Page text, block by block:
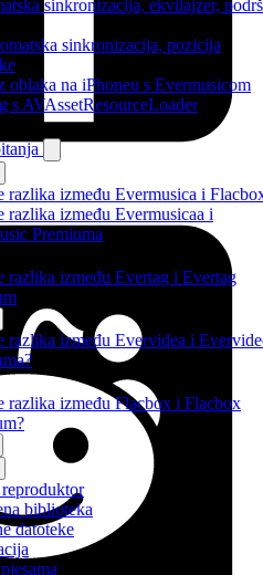
sinkronizacija, ekvilajzer,
sinkronizacija, pozicija
oblaka na iPhoneu s Evermusicom
s AVAssetResourceLoader
razlika između Evermusica i
razlika između Evermusicaa i
Premiuma
razlika između Evertag i Evertag
razlika između Evervidea i
razlika između Flacbox i Flacbox
biblioteka
datoteke